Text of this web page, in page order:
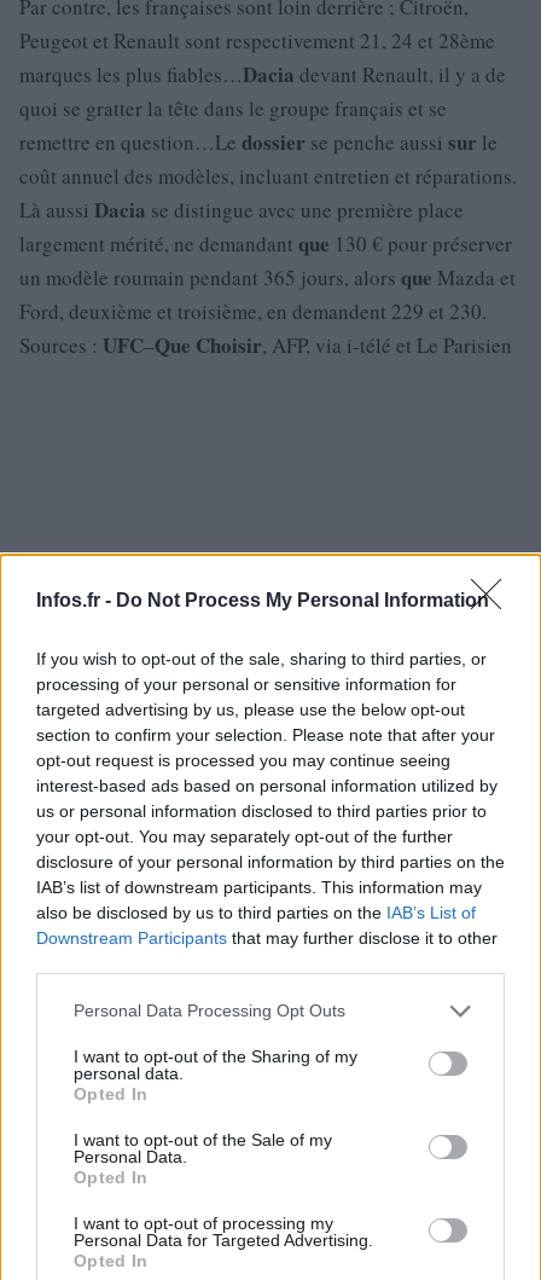
Infos.fr - Do Not Process My Personal Information
If you wish to opt-out of the sale, sharing to third parties, or
processing of your personal or sensitive information for
targeted advertising by us, please use the below opt-out
section to confirm your selection. Please note that after your
opt-out request is processed you may continue seeing
interest-based ads based on personal information utilized by
us or personal information disclosed to third parties prior to
your opt-out. You may separately opt-out of the further
disclosure of your personal information by third parties on the
IAB’s list of downstream participants. This information may
also be disclosed by us to third parties on the IAB’s List of
Downstream Participants that may further disclose it to other
Please note that this website/app uses one or more Google
not limited to your visit or usage behaviour. You may click to
grant or deny consent to Google and its third-party tags to
use your data for below specified purposes in below Google
consent section.
Personal Data Processing Opt Outs
I want to opt-out of the Sharing of my
personal data.
Opted In
I want to opt-out of the Sale of my
Personal Data.
Opted In
I want to opt-out of processing my
Personal Data for Targeted Advertising.
Opted In
Par contre, les françaises sont loin derrière ; Citroën,
Peugeot et Renault sont respectivement 21, 24 et 28ème
marques les plus fiables…Dacia devant Renault, il y a de
quoi se gratter la tête dans le groupe français et se
remettre en question…Le dossier se penche aussi sur le
coût annuel des modèles, incluant entretien et réparations.
Là aussi Dacia se distingue avec une première place
largement mérité, ne demandant que 130 € pour préserver
un modèle roumain pendant 365 jours, alors que Mazda et
Ford, deuxième et troisième, en demandent 229 et 230.
Sources : UFC–Que Choisir, AFP, via i-télé et Le Parisien
Infos.fr Unit